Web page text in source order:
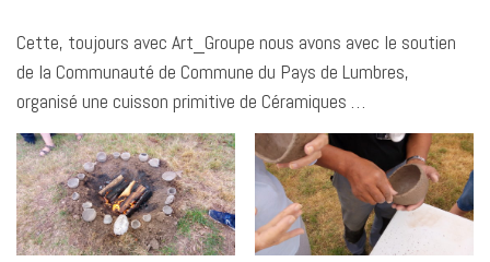
Cette, toujours avec Art_Groupe nous avons avec le soutien
de la Communauté de Commune du Pays de Lumbres,
organisé une cuisson primitive de Céramiques …